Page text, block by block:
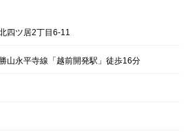
四ツ居2丁目6-11
山永平寺線「越前開発駅」徒歩16分